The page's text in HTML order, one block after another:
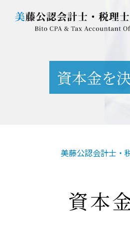
資本金を
美藤公認会計士・
資本